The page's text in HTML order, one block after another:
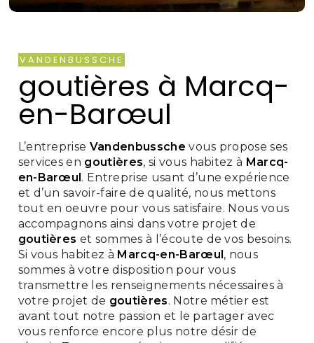
VANDENBUSSCHE
goutières à Marcq-
en-Barœul
L’entreprise Vandenbussche vous propose ses
services en goutières, si vous habitez à Marcq-
en-Barœul. Entreprise usant d’une expérience
et d’un savoir-faire de qualité, nous mettons
tout en oeuvre pour vous satisfaire. Nous vous
accompagnons ainsi dans votre projet de
goutières et sommes à l’écoute de vos besoins.
Si vous habitez à Marcq-en-Barœul, nous
sommes à votre disposition pour vous
transmettre les renseignements nécessaires à
votre projet de goutières. Notre métier est
avant tout notre passion et le partager avec
vous renforce encore plus notre désir de